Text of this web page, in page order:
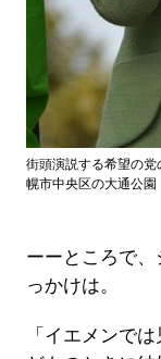
街頭演説する希望の
幌市中央区の大通公園
ーーところで
っかけは。
「イエメンで